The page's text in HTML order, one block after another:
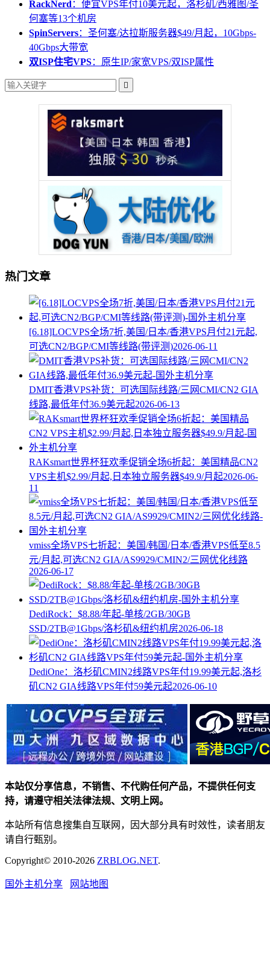
RackNerd ：便宜VPS年付10美元起，洛杉矶/西雅图/圣
何塞等13个机房
SpinServers：圣何塞/达拉斯服务器$49/月起，10Gbps-
40Gbps大带宽
双ISP住宅VPS：原生IP/家宽VPS/双ISP属性

热门文章
[6.18]LOCVPS全场7折,美国/日本/香港VPS月付21元起,
可选CN2/BGP/CMI等线路(带评测)2026-06-11
DMIT香港VPS补货：可选国际线路/三网CMI/CN2 GIA
线路,最低年付36.9美元起2026-06-13
RAKsmart世界杯狂欢季促销全场6折起：美国精品CN2
VPS主机$2.99/月起,日本独立服务器$49.9/月起2026-06-
11
vmiss全场VPS七折起：美国/韩国/日本/香港VPS低至8.5
元/月起,可选CN2 GIA/AS9929/CMIN2/三网优化线路
2026-06-17
DediRock：$8.88/年起-单核/2GB/30GB
SSD/2TB@1Gbps/洛杉矶&纽约机房2026-06-18
DediOne：洛杉矶CMIN2线路VPS年付19.99美元起,洛杉
矶CN2 GIA线路VPS年付59美元起2026-06-10
本站仅分享信息，不销售、不代购任何产品，不提供任何支
持，请遵守相关法律法规、文明上网。
本站所有信息搜集自互联网，因大部分具有时效性，读者朋友
请自行甄别。
Copyright© 2010-2026 ZRBLOG.NET.
国外主机分享 网站地图